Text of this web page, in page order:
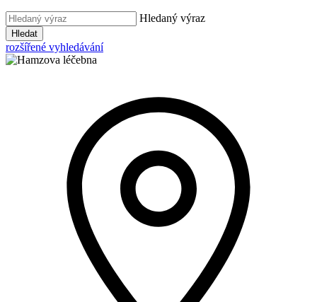
Hledaný výraz
Hledat
rozšířené vyhledávání